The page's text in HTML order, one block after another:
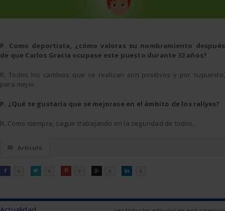
P. Como deportista, ¿cómo valoras su nombramiento después
de que Carlos Gracia ocupase este puesto durante 32 años?
R. Todos los cambios que se realizan son positivos y por supuesto,
para mejor.
P. ¿Qué te gustaría que se mejorase en el ámbito de los rallyes?
R. Como siempre, seguir trabajando en la seguridad de todos.
☰ Artículo

FACEBOOK
0 
TWITTER0 
PINTEREST
0 
GOOGLE0 
LINKEDIN
0